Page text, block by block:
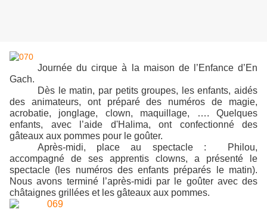
Journée du cirque à la maison de l’Enfance d’En
Gach.
Dès le matin, par petits groupes, les enfants, aidés
des animateurs, ont préparé des numéros de magie,
acrobatie, jonglage, clown, maquillage, …. Quelques
enfants, avec l’aide d'Halima, ont confectionné des
gâteaux aux pommes pour le goûter.
Après-midi, place au spectacle : Philou,
accompagné de ses apprentis clowns, a présenté le
spectacle (les numéros des enfants préparés le matin).
Nous avons terminé l’après-midi par le goûter avec des
châtaignes grillées et les gâteaux aux pommes.